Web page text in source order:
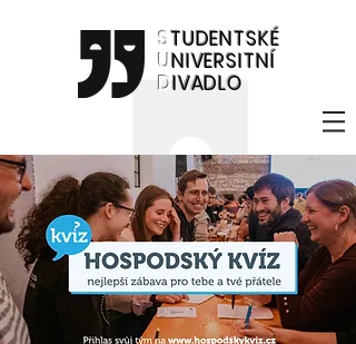
STUDENTSKÉ
UNIVERSITNÍ
DIVADLO